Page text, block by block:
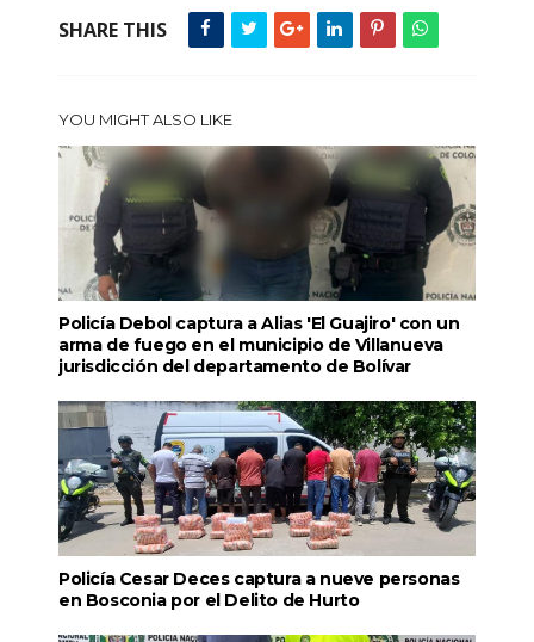
SHARE THIS
YOU MIGHT ALSO LIKE
Policía Debol captura a Alias 'El Guajiro' con un
arma de fuego en el municipio de Villanueva
jurisdicción del departamento de Bolívar
Policía Cesar Deces captura a nueve personas
en Bosconia por el Delito de Hurto